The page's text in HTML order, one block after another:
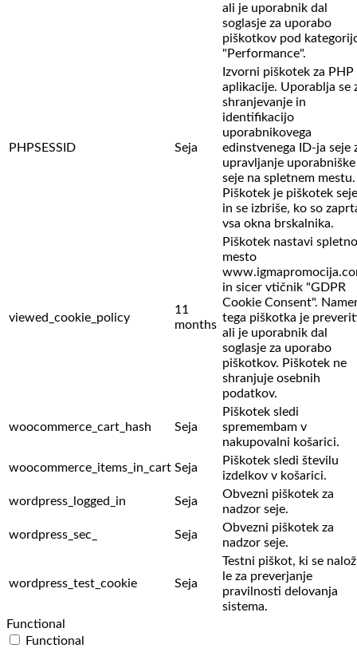
ali je uporabnik dal
soglasje za uporabo
piškotkov pod
"Performance".
PHPSESSID Seja
Izvorni piškotek za PHP
aplikacije. Uporablja se
shranjevanje in
identifikacijo
uporabnikovega
edinstvenega ID-ja seje
upravljanje uporabniške
seje na spletnem mestu.
Piškotek je piškotek seje
in se izbriše, ko so
vsa okna brskalnika.
viewed_cookie_policy
11
months
Piškotek nastavi spletno
mesto
in sicer vtičnik "GDPR
Cookie Consent".
tega piškotka je
ali je uporabnik dal
soglasje za uporabo
piškotkov. Piškotek ne
shranjuje osebnih
podatkov.
woocommerce_cart_hash Seja
Piškotek sledi
spremembam v
nakupovalni košarici.
woocommerce_items_in_cart Seja
Piškotek sledi številu
izdelkov v košarici.
wordpress_logged_in
Seja
Obvezni piškotek za
nadzor seje.
wordpress_sec_
Seja
Obvezni piškotek za
nadzor seje.
wordpress_test_cookie Seja
Testni piškot, ki se
le za preverjanje
pravilnosti delovanja
sistema.
Functional
Functional